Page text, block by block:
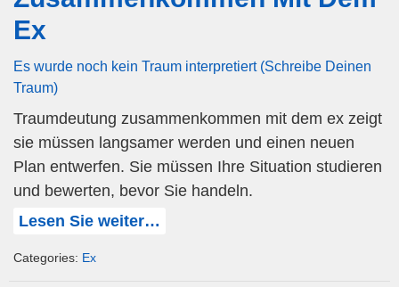
Ex
Es wurde noch kein Traum interpretiert (Schreibe Deinen
Traum)
Traumdeutung zusammenkommen mit dem ex zeigt
sie müssen langsamer werden und einen neuen
Plan entwerfen. Sie müssen Ihre Situation studieren
und bewerten, bevor Sie handeln.
Lesen Sie weiter…
Categories: Ex